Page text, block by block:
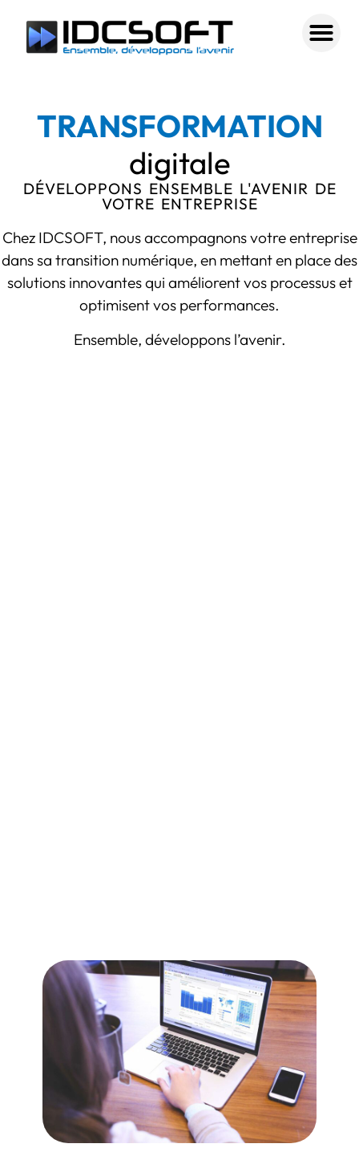
TRANSFORMATION
digitale
DÉVELOPPONS ENSEMBLE L'AVENIR DE
VOTRE ENTREPRISE
Chez IDCSOFT, nous accompagnons votre entreprise
dans sa transition numérique, en mettant en place des
solutions innovantes qui améliorent vos processus et
optimisent vos performances.
Ensemble, développons l’avenir.